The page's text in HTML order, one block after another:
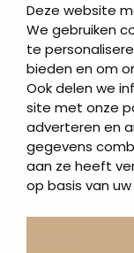
Deze website
We gebruiken
te
bieden en om
Ook delen we
site met onze
adverteren en
gegevens
aan ze heeft
op basis van
Letterplaten
Grafzerken
Direct naar
Grafstenen
As artikelen
Informatie